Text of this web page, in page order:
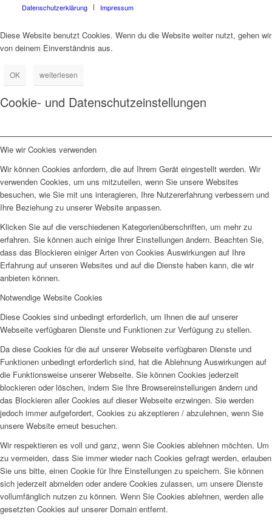
Datenschutzerklärung
Impressum
Diese Website benutzt Cookies. Wenn du die Website weiter nutzt, gehen wir
von deinem Einverständnis aus.
OK weiterlesen
Cookie- und Datenschutzeinstellungen
Wie wir Cookies verwenden
Wir können Cookies anfordern, die auf Ihrem Gerät eingestellt werden. Wir
verwenden Cookies, um uns mitzuteilen, wenn Sie unsere Websites
besuchen, wie Sie mit uns interagieren, Ihre Nutzererfahrung verbessern und
Ihre Beziehung zu unserer Website anpassen.
Klicken Sie auf die verschiedenen Kategorienüberschriften, um mehr zu
erfahren. Sie können auch einige Ihrer Einstellungen ändern. Beachten Sie,
dass das Blockieren einiger Arten von Cookies Auswirkungen auf Ihre
Erfahrung auf unseren Websites und auf die Dienste haben kann, die wir
anbieten können.
Notwendige Website Cookies
Diese Cookies sind unbedingt erforderlich, um Ihnen die auf unserer
Webseite verfügbaren Dienste und Funktionen zur Verfügung zu stellen.
Da diese Cookies für die auf unserer Webseite verfügbaren Dienste und
Funktionen unbedingt erforderlich sind, hat die Ablehnung Auswirkungen auf
die Funktionsweise unserer Webseite. Sie können Cookies jederzeit
blockieren oder löschen, indem Sie Ihre Browsereinstellungen ändern und
das Blockieren aller Cookies auf dieser Webseite erzwingen. Sie werden
jedoch immer aufgefordert, Cookies zu akzeptieren / abzulehnen, wenn Sie
unsere Website erneut besuchen.
Wir respektieren es voll und ganz, wenn Sie Cookies ablehnen möchten. Um
zu vermeiden, dass Sie immer wieder nach Cookies gefragt werden, erlauben
Sie uns bitte, einen Cookie für Ihre Einstellungen zu speichern. Sie können
sich jederzeit abmelden oder andere Cookies zulassen, um unsere Dienste
vollumfänglich nutzen zu können. Wenn Sie Cookies ablehnen, werden alle
gesetzten Cookies auf unserer Domain entfernt.